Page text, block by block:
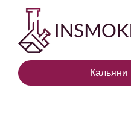
Перейти до основного контенту
Кальяни